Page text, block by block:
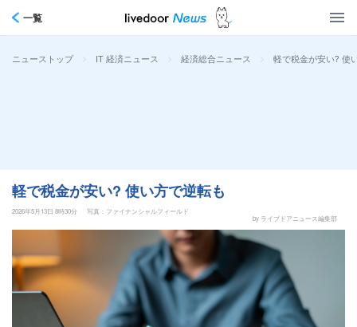
一覧
ニューストップ > IT 経済ニュース > 経済総合ニュース > 軽で税金が安い? 使
軽で税金が安い? 使い方で逆転も
2026年5月13日 8時30分
写真：ファイナンシャルフィールド
by ライブドアニュース編集部